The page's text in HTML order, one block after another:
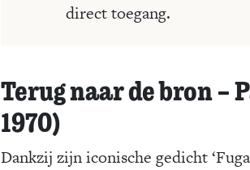
direct toegang.
Terug naar de bron –
1970)
Dankzij zijn iconische gedicht